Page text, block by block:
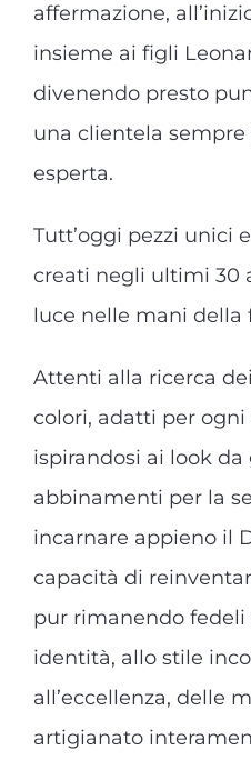
affermazione,
insieme ai figli
divenendo presto
una clientela
esperta.
Tutt’oggi pezzi unici
creati negli ultimi 30
luce nelle mani della
Attenti alla ricerca
colori, adatti per ogni
ispirandosi ai look da
abbinamenti per la
incarnare appieno il
capacità di
pur rimanendo fedeli
identità, allo stile
all’eccellenza, delle
artigianato